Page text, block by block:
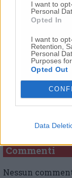
I want to
Personal
Opted In
I want to
Retention,
Personal
Purposes
Opted Out
Data
Commenti
Nessun